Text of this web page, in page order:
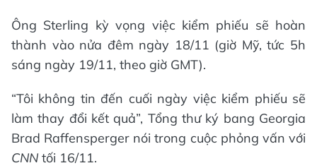
Ông Sterling kỳ vọng việc kiểm phiếu sẽ hoàn
thành vào nửa đêm ngày 18/11 (giờ Mỹ, tức 5h
sáng ngày 19/11, theo giờ GMT).
“Tôi không tin đến cuối ngày việc kiểm phiếu sẽ
làm thay đổi kết quả”, Tổng thư ký bang Georgia
Brad Raffensperger nói trong cuộc phỏng vấn với
CNN tối 16/11.